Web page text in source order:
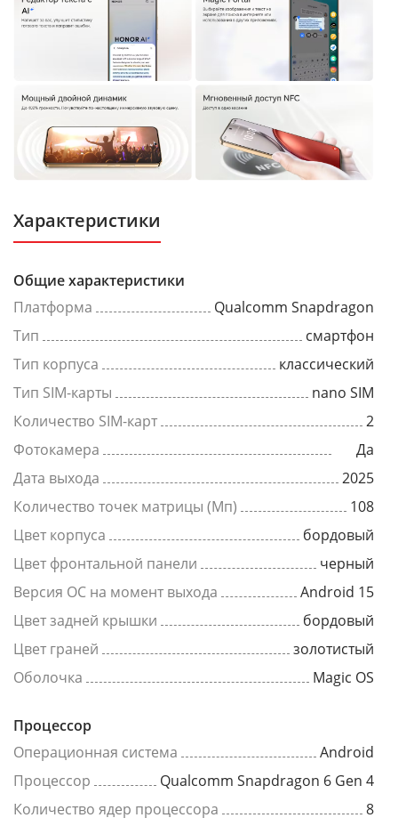
Характеристики
Общие характеристики
Платформа
Qualcomm Snapdragon
Тип
смартфон
Тип корпуса
классический
Тип SIM-карты
nano SIM
Количество SIM-карт
2
Фотокамера
Да
Дата выхода
2025
Количество точек матрицы (Мп)
108
Цвет корпуса
бордовый
Цвет фронтальной панели
черный
Версия ОС на момент выхода
Android 15
Цвет задней крышки
бордовый
Цвет граней
золотистый
Оболочка
Magic OS
Процессор
Операционная система
Android
Процессор
Qualcomm Snapdragon 6 Gen 4
Количество ядер процессора
8